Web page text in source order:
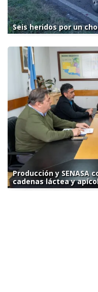
Seis heridos por un
Producción y SENASA
cadenas láctea y